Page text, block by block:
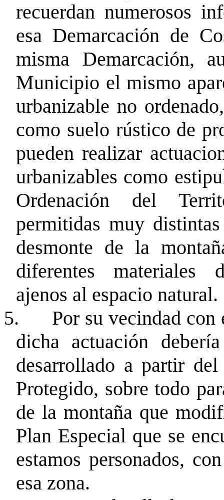
recuerdan numerosos
esa Demarcación de
misma Demarcación,
Municipio el mismo
urbanizable no
como suelo rústico de
pueden realizar
urbanizables como
Ordenación del
permitidas muy
desmonte de la
diferentes materiales
ajenos al espacio natural.
5.
Por su vecindad
dicha actuación
desarrollado a partir
Protegido, sobre todo
de la montaña que
Plan Especial que se
estamos personados,
esa zona.